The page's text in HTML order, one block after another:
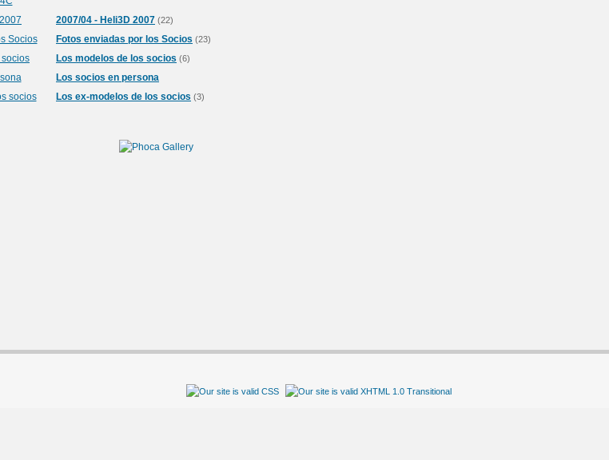
2007/04 - Heli3D 2007 (22)
Fotos enviadas por los Socios (23)
Los modelos de los socios (6)
Los socios en persona
Los ex-modelos de los socios (3)